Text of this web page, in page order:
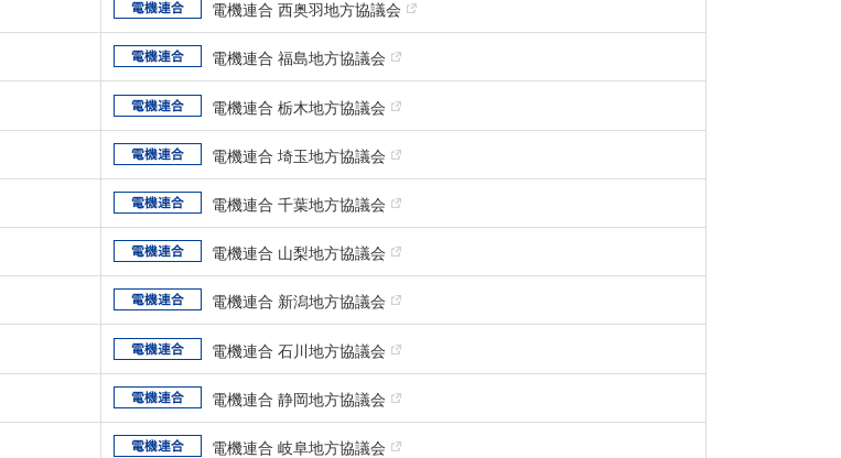
電機連合 西奥羽地方協議会
電機連合 福島地方協議会
電機連合 栃木地方協議会
電機連合 埼玉地方協議会
電機連合 千葉地方協議会
電機連合 山梨地方協議会
電機連合 新潟地方協議会
電機連合 石川地方協議会
電機連合 静岡地方協議会
電機連合 岐阜地方協議会